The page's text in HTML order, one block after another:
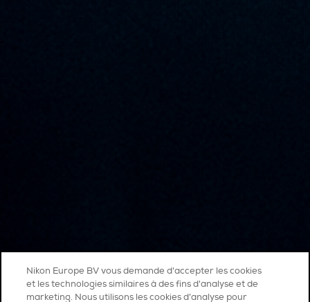
Nikon Europe BV vous demande d'accepter les cookies
et les technologies similaires à des fins d'analyse et de
marketing. Nous utilisons les cookies d’analyse pour